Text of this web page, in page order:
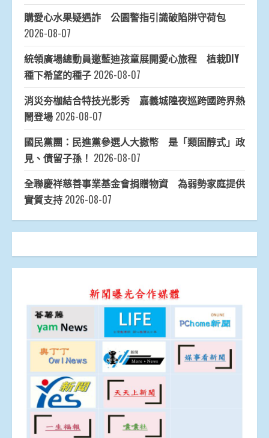
購愛心水果疑遇詐 公園警指引識破陷阱守荷包
2026-08-07
統領廣場總動員邀藍迪孩童展開愛心旅程 植栽DIY
種下希望的種子 2026-08-07
消災夯枷結合特技光影秀 嘉義城隍夜巡跨國跨界熱
鬧登場 2026-08-07
國民黨團：民進黨參選人大撒幣 是「類固醇式」政
見、債留子孫！ 2026-08-07
全聯慶祥慈善事業基金會捐贈物資 為弱勢家庭提供
實質支持 2026-08-07